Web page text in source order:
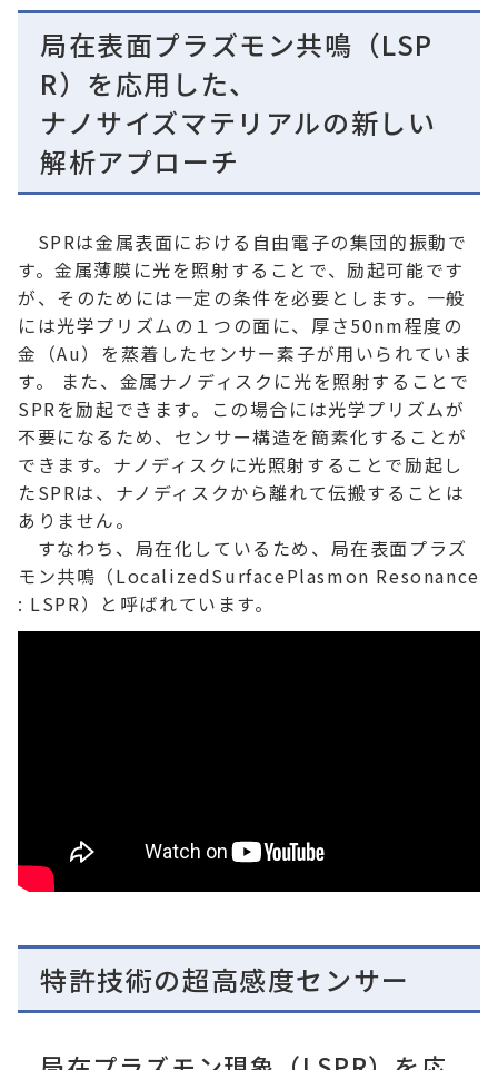
局在表面プラズモン共鳴（LSP
R）を応用した、
ナノサイズマテリアルの新しい
解析アプローチ
SPRは金属表面における自由電子の集団的振動で
す。金属薄膜に光を照射することで、励起可能です
が、そのためには一定の条件を必要とします。一般
には光学プリズムの１つの面に、厚さ50nm程度の
金（Au）を蒸着したセンサー素子が用いられていま
す。 また、金属ナノディスクに光を照射することで
SPRを励起できます。この場合には光学プリズムが
不要になるため、センサー構造を簡素化することが
できます。ナノディスクに光照射することで励起し
たSPRは、ナノディスクから離れて伝搬することは
ありません。
すなわち、局在化しているため、局在表面プラズ
モン共鳴（LocalizedSurfacePlasmon Resonance
: LSPR）と呼ばれています。
特許技術の超高感度センサー